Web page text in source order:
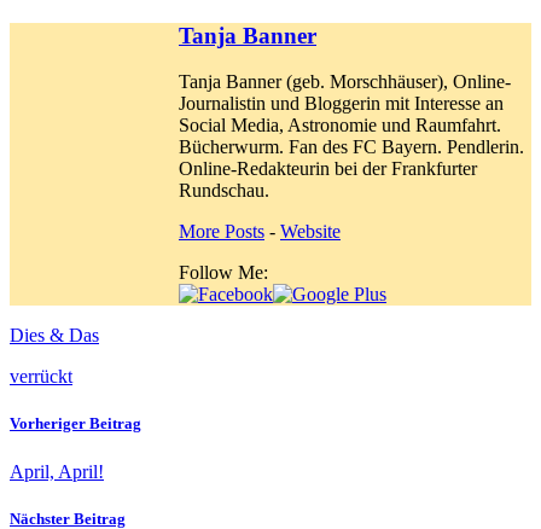
Tanja Banner
Tanja Banner (geb. Morschhäuser), Online-
Journalistin und Bloggerin mit Interesse an
Social Media, Astronomie und Raumfahrt.
Bücherwurm. Fan des FC Bayern. Pendlerin.
Online-Redakteurin bei der Frankfurter
Rundschau.
More Posts - Website
Follow Me:
Dies & Das
verrückt
Vorheriger Beitrag
April, April!
Nächster Beitrag